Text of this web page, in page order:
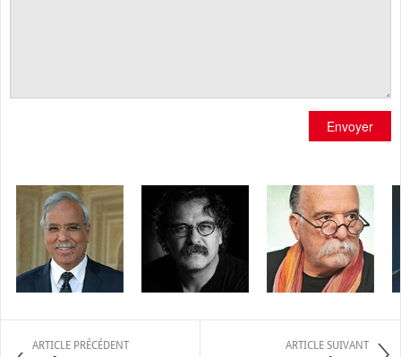
Envoyer
ARTICLE PRÉCÉDENT ARTICLE SUIVANT